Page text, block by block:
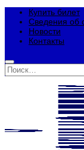
Купить билет
Сведения об
Новости
Контакты
Найти: